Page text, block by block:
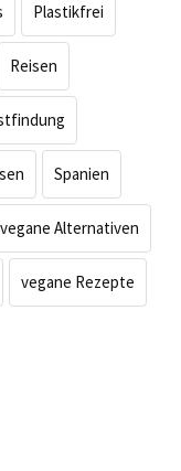
Plastikfrei
Reisen
Spanien
vegane Alternativen
vegane Rezepte